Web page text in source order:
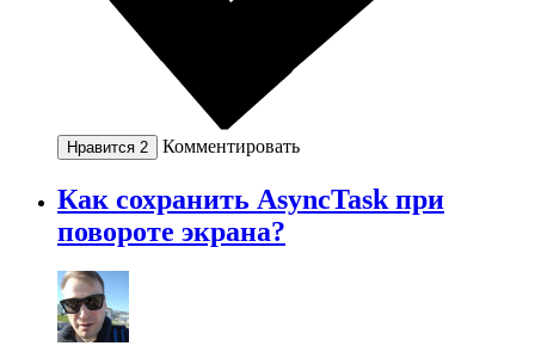
Нравится 2 Комментировать
Как сохранить AsyncTask при
повороте экрана?